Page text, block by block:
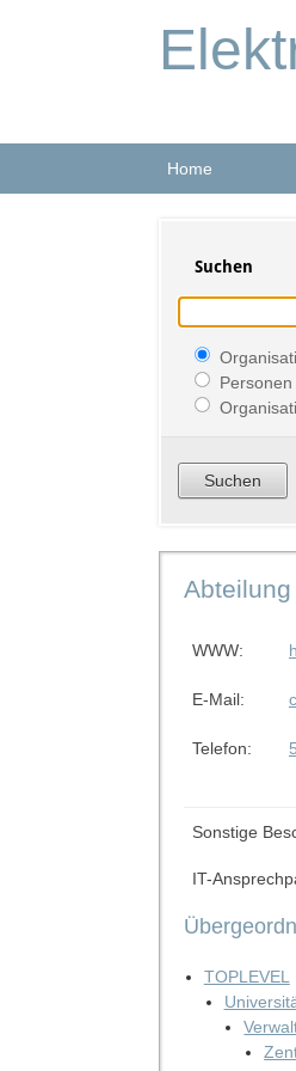
Home
Suchen
Personen
WWW:
E-Mail:
Telefon:
Sonstige
IT-
TOPLEVEL